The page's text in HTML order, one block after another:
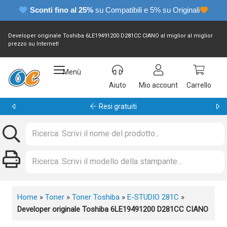
Sconti fino al 25% su Compatibili e 5% su Originali
Developer originale Toshiba 6LE19491200 D281CC CIANO al miglior al miglior
prezzo su Internet!
Menù
Aiuto
Mio account Carrello
Garanzia 24 mesi
Home » Toner » Toner Toshiba » E-STUDIO 281C »
Developer originale Toshiba 6LE19491200 D281CC CIANO